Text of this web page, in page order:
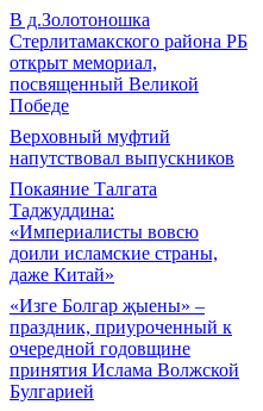
В д.Золотоношка
Стерлитамакского района РБ
открыт мемориал,
посвященный Великой
Победе
Верховный муфтий
напутствовал выпускников
Покаяние Талгата
Таджуддина:
«Империалисты вовсю
доили исламские страны,
даже Китай»
«Изге Болгар җыены» –
праздник, приуроченный к
очередной годовщине
принятия Ислама Волжской
Булгарией